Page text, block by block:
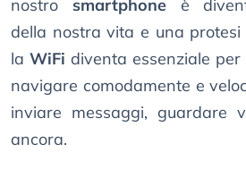
nostro smartphone è
della nostra vita e una protesi
la WiFi diventa essenziale
navigare comodamente e
inviare messaggi, guardare
ancora.